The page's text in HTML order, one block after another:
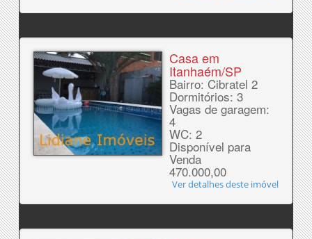
Casa em
Itanhaém/SP
Bairro: Cibratel 2
Dormitórios: 3
Vagas de garagem:
4
WC: 2
Disponível para
Venda
470.000,00
Ver detalhes deste imóvel